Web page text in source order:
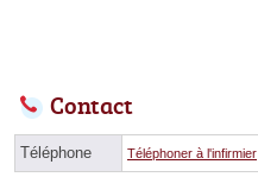
Contact
Téléphone Téléphoner à l'infirmier